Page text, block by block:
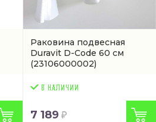
Раковина подвесная
Duravit D-Code 60 см
(23106000002)
7 189